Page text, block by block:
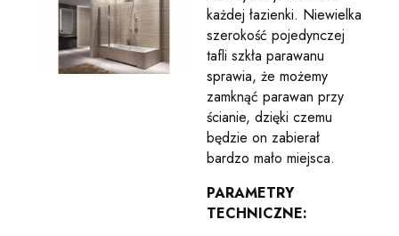
każdej łazienki. Niewielka
szerokość pojedynczej
tafli szkła parawanu
sprawia, że możemy
zamknąć parawan przy
ścianie, dzięki czemu
będzie on zabierał
bardzo mało miejsca.
PARAMETRY
TECHNICZNE: